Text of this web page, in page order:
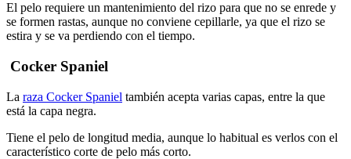
El pelo requiere un mantenimiento del rizo para que no se enrede y
se formen rastas, aunque no conviene cepillarle, ya que el rizo se
estira y se va perdiendo con el tiempo.
Cocker Spaniel
La raza Cocker Spaniel también acepta varias capas, entre la que
está la capa negra.
Tiene el pelo de longitud media, aunque lo habitual es verlos con el
característico corte de pelo más corto.